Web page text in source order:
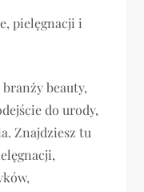
pielęgnacji i
branży beauty,
do urody,
Znajdziesz tu